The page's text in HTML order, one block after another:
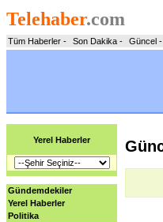
Telehaber.com
Tüm Haberler - Son Dakika - Güncel -
Yerel Haberler
Gündemdekiler
Yerel Haberler
Politika